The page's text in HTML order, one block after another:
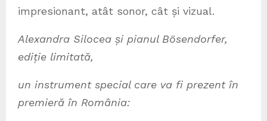
impresionant, atât sonor, cât și vizual.
Alexandra Silocea și pianul Bösendorfer,
ediție limitată,
un instrument special care va fi prezent în
premieră în România: